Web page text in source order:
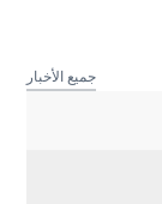
جميع الأخبار